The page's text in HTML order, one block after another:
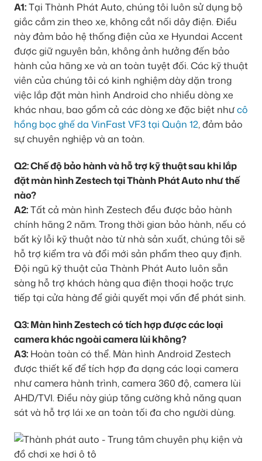
A1:Tại Thành Phát Auto, chúng tôi luôn sử dụng bộ
giắc cắm zin theo xe, không cắt nối dây điện. Điều
này đảm bảo hệ thống điện của xe Hyundai Accent
được giữ nguyên bản, không ảnh hưởng đến bảo
hành của hãng xe và an toàn tuyệt đối. Các kỹ thuật
viên của chúng tôi có kinh nghiệm dày dặn trong
việc lắp đặt màn hình Android cho nhiều dòng xe
khác nhau, bao gồm cả các dòng xe đặc biệt nhưcô
hồng bọc ghế da VinFast VF3 tại Quận 12, đảm bảo
sự chuyên nghiệp và an toàn.
Q2: Chế độ bảo hành và hỗ trợ kỹ thuật sau khi lắp
đặt màn hình Zestech tại Thành Phát Auto như thế
nào?
A2:Tất cả màn hình Zestech đều được bảo hành
chính hãng 2 năm. Trong thời gian bảo hành, nếu có
bất kỳ lỗi kỹ thuật nào từ nhà sản xuất, chúng tôi sẽ
hỗ trợ kiểm tra và đổi mới sản phẩm theo quy định.
Đội ngũ kỹ thuật của Thành Phát Auto luôn sẵn
sàng hỗ trợ khách hàng qua điện thoại hoặc trực
tiếp tại cửa hàng để giải quyết mọi vấn đề phát sinh.
Q3: Màn hình Zestech có tích hợp được các loại
camera khác ngoài camera lùi không?
A3: Hoàn toàn có thể. Màn hình Android Zestech
được thiết kế để tích hợp đa dạng các loại camera
như camera hành trình, camera 360 độ, camera lùi
AHD/TVI. Điều này giúp tăng cường khả năng quan
sát và hỗ trợ lái xe an toàn tối đa cho người dùng.